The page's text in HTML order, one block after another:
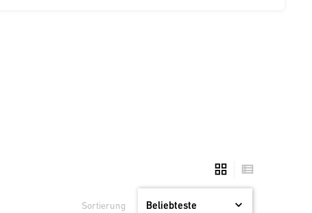
Sortierung